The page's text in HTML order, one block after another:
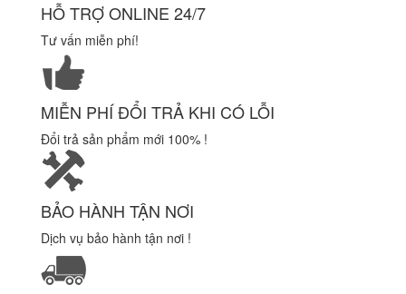
HỖ TRỢ ONLINE 24/7
Tư vấn miễn phí!
MIỄN PHÍ ĐỔI TRẢ KHI CÓ LỖI
Đổi trả sản phẩm mới 100% !
BẢO HÀNH TẬN NƠI
Dịch vụ bảo hành tận nơi !